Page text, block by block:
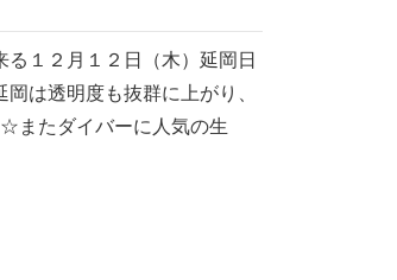
１２月１２日（木）延岡日
は透明度も抜群に上がり、
またダイバーに人気の生